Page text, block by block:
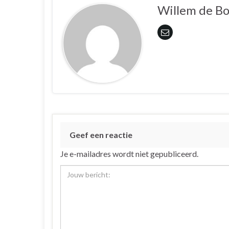
Willem de
Geef een reactie
Je e-mailadres wordt niet gepubliceerd.